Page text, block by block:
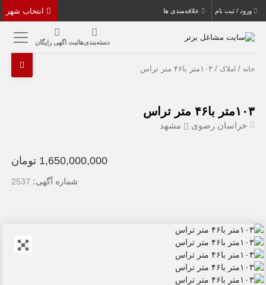
ورود / ثبت نام علاقه‌مندی ها
دسته‌بندی‌هاثبت اگهی رایگان
خانه / املاک / ۱۰۳متر با۴۶ متر تراس
۱۰۳متر با۴۶ متر تراس
خراسان رضوی مشهد
1,650,000,000 تومان
شماره آگهی: 2537